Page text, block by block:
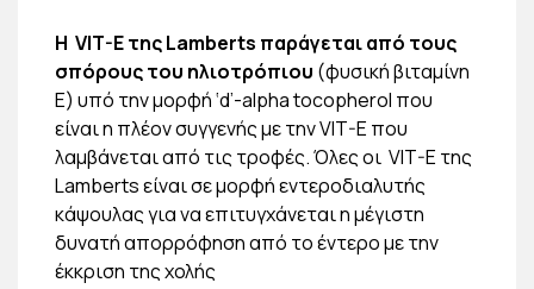
Η VIT-E της Lamberts παράγεται από τους
σπόρους του ηλιοτρόπιου (φυσική βιταμίνη
Ε) υπό την μορφή ‘d’-alpha tocopherol που
είναι η πλέον συγγενής με την VIT-E που
λαμβάνεται από τις τροφές. Όλες οι VIT-E της
Lamberts είναι σε μορφή εντεροδιαλυτής
κάψουλας για να επιτυγχάνεται η μέγιστη
δυνατή απορρόφηση από το έντερο με την
έκκριση της χολής